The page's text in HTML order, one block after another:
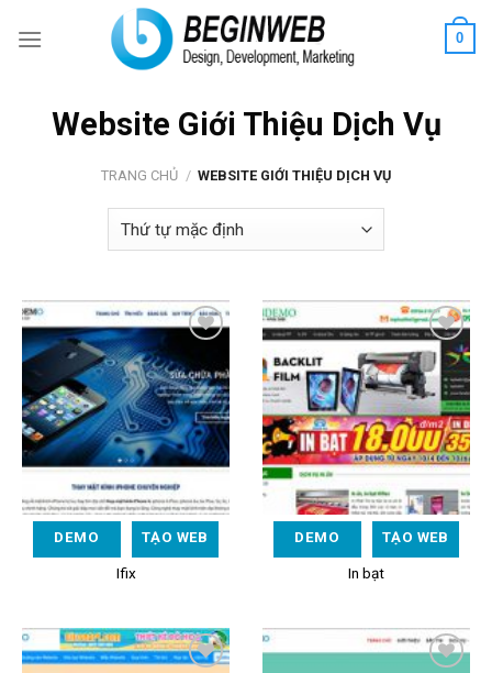
0
Website Giới Thiệu Dịch Vụ
TRANG CHỦ / WEBSITE GIỚI THIỆU DỊCH VỤ
Wishlist
DEMO TẠO WEB
Ifix
Add to
Wishlist
DEMO TẠO WEB
In bạt